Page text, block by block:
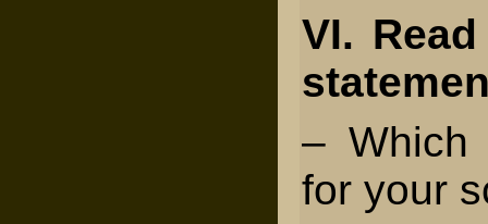
VI.
– Which
for your